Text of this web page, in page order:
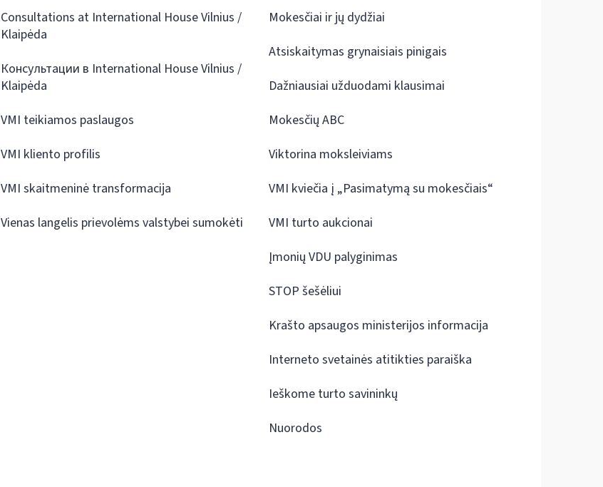
Consultations at International House Vilnius /
Klaipėda
Консультации в International House Vilnius /
Klaipėda
VMI teikiamos paslaugos
VMI kliento profilis
VMI skaitmeninė transformacija
Vienas langelis prievolėms valstybei sumokėti
Mokesčiai ir jų dydžiai
Atsiskaitymas grynaisiais pinigais
Dažniausiai užduodami klausimai
Mokesčių ABC
Viktorina moksleiviams
VMI kviečia į „Pasimatymą su mokesčiais“
VMI turto aukcionai
Įmonių VDU palyginimas
STOP šešėliui
Krašto apsaugos ministerijos informacija
Interneto svetainės atitikties paraiška
Ieškome turto savininkų
Nuorodos